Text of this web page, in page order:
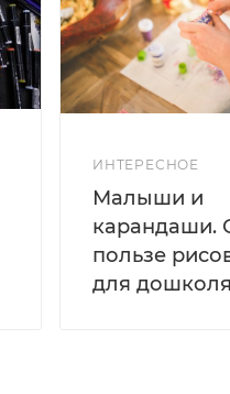
ИНТЕРЕСНОЕ
Малыши и
карандаши.
пользе
для